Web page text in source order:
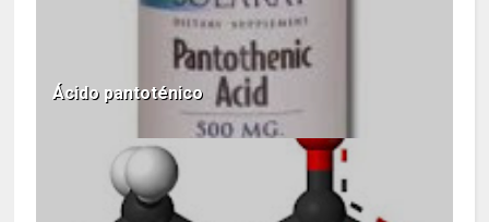
Ácido pantoténico